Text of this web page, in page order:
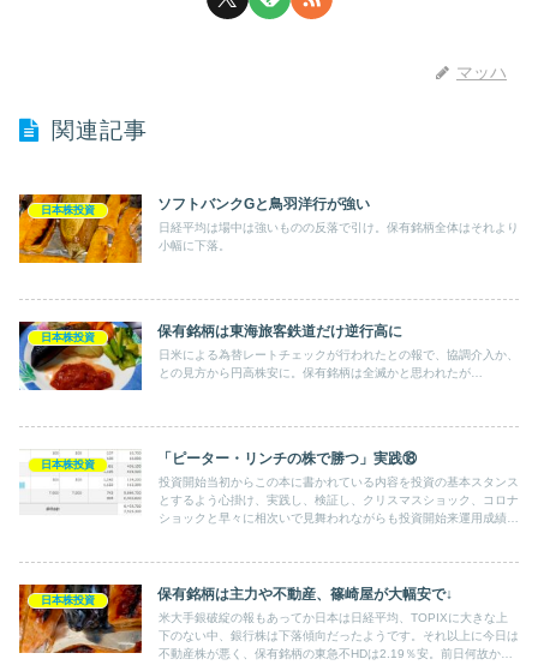
マッハ
関連記事
日本株投資 ソフトバンクGと鳥羽洋行が強い
日経平均は場中は強いものの反落で引け。保有銘柄全体はそれより
小幅に下落。
日本株投資 保有銘柄は東海旅客鉄道だけ逆行高に
日米による為替レートチェックが行われたとの報で、協調介入か、
との見方から円高株安に。保有銘柄は全滅かと思われたが…
日本株投資 「ピーター・リンチの株で勝つ」実践⑱
投資開始当初からこの本に書かれている内容を投資の基本スタンス
とするよう心掛け、実践し、検証し、クリスマスショック、コロナ
ショックと早々に相次いで見舞われながらも投資開始来運用成績は
日本株投資 保有銘柄は主力や不動産、篠崎屋が大幅安で↓
米大手銀破綻の報もあってか日本は日経平均、TOPIXに大きな上
下のない中、銀行株は下落傾向だったようです。それ以上に今日は
不動産株が悪く、保有銘柄の東急不HDは2.19％安。前日何故か大